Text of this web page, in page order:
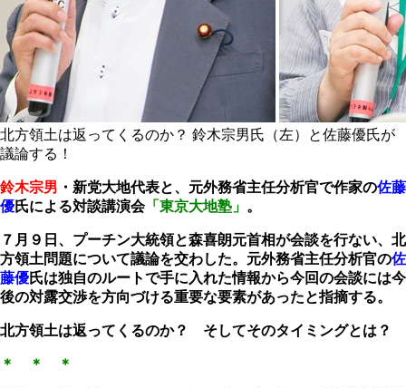
北方領土は返ってくるのか？ 鈴木宗男氏（左）と佐藤優氏が
議論する！
鈴木宗男 ・新党大地代表と、元外務省主任分析官で作家の佐藤
優氏による対談講演会「東京大地塾」 。
７月９日、プーチン大統領と森喜朗元首相が会談を行ない、北
方領土問題について議論を交わした。元外務省主任分析官の佐
藤優氏は独自のルートで手に入れた情報から今回の会談には今
後の対露交渉を方向づける重要な要素があったと指摘する。
北方領土は返ってくるのか？ そしてそのタイミングとは？
＊ ＊ ＊